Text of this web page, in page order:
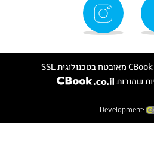
Development: